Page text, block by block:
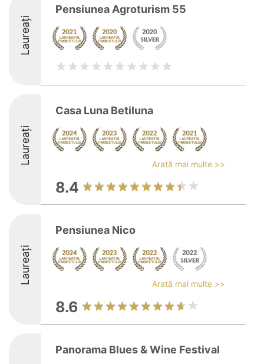
Laureați
Pensiunea Agroturism 55
Laureați
Casa Luna Betiluna
Arată mai multe >>
8.4
Laureați
Pensiunea Nico
Arată mai multe >>
8.6
Panorama Blues & Wine Festival